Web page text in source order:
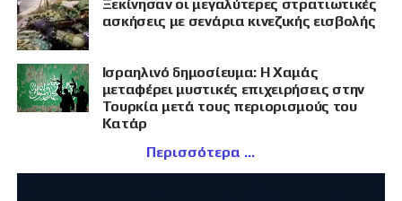
Ξεκίνησαν οι μεγαλύτερες στρατιωτικές
ασκήσεις με σενάρια κινεζικής εισβολής
Ισραηλινό δημοσίευμα: Η Χαμάς
μεταφέρει μυστικές επιχειρήσεις στην
Τουρκία μετά τους περιορισμούς του
Κατάρ
Περισσότερα